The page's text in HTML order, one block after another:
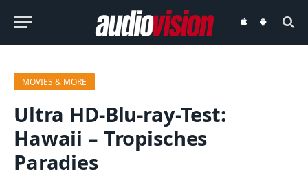
audiovisionaudiovision
MOVIES & MORE
Ultra HD-Blu-ray-Test:
Hawaii – Tropisches
Paradies